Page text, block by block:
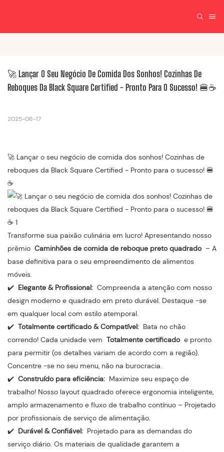
🚀 Lançar O Seu Negócio De Comida Dos Sonhos! Cozinhas De
Reboques Da Black Square Certified - Pronto Para O Sucesso! 🍔☕
2025-06-17
🚀 Lançar o seu negócio de comida dos sonhos! Cozinhas de
reboques da Black Square Certified - Pronto para o sucesso! 🍔
☕
Transforme sua paixão culinária em lucro! Apresentando nosso
prêmio Caminhões de comida de reboque preto quadrado – A
base definitiva para o seu empreendimento de alimentos
móveis.
✔️ Elegante & Profissional: Compreenda a atenção com nosso
design moderno e quadrado em preto durável. Destaque -se
em qualquer local com estilo atemporal.
✔️ Totalmente certificado & Compatível: Bata no chão
correndo! Cada unidade vem Totalmente certificado e pronto
para permitir (os detalhes variam de acordo com a região).
Concentre -se no seu menu, não na burocracia.
✔️ Construído para eficiência: Maximize seu espaço de
trabalho! Nosso layout quadrado oferece ergonomia inteligente,
amplo armazenamento e fluxo de trabalho contínuo – Projetado
por profissionais de serviço de alimentação.
✔️ Durável & Confiável: Projetado para as demandas do
serviço diário. Os materiais de qualidade garantem a